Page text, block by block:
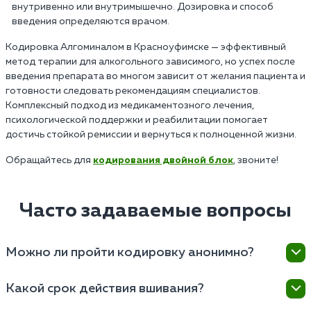
внутривенно или внутримышечно. Дозировка и способ
введения определяются врачом.
Кодировка Алгоминалом в Красноуфимске — эффективный
метод терапии для алкогольного зависимого, но успех после
введения препарата во многом зависит от желания пациента и
готовности следовать рекомендациям специалистов.
Комплексный подход из медикаментозного лечения,
психологической поддержки и реабилитации помогает
достичь стойкой ремиссии и вернуться к полноценной жизни.
Обращайтесь для кодирования двойной блок , звоните!
Часто задаваемые вопросы
Можно ли пройти кодировку анонимно?
процедуры на анонимных условиях. Мы понимаем,
Какой срок действия вшивания?